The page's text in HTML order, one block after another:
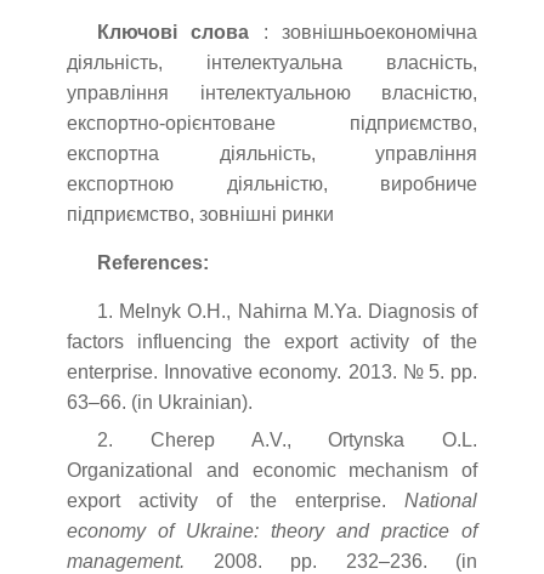
Ключові слова : зовнішньоекономічна
діяльність, інтелектуальна власність,
управління інтелектуальною власністю,
експортно-орієнтоване підприємство,
експортна діяльність, управління
експортною діяльністю, виробниче
підприємство, зовнішні ринки
References:
1. Melnyk O.H., Nahirna M.Ya. Diagnosis of
factors influencing the export activity of the
enterprise. Innovative economy. 2013. № 5. pp.
63–66. (in Ukrainian).
2. Cherep A.V., Ortynska O.L.
Organizational and economic mechanism of
export activity of the enterprise. National
economy of Ukraine: theory and practice of
management. 2008. pp. 232–236. (in